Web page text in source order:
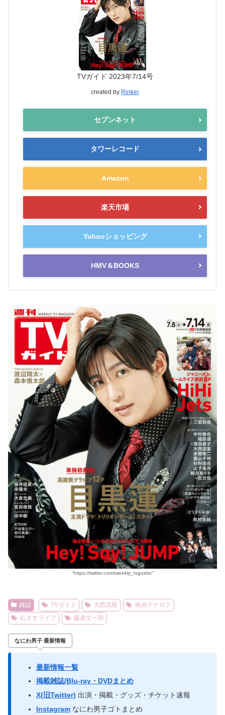
TVガイド 2023年7/14号
created by Rinker
セブンネット
タワーレコード
Amazon
楽天市場
Yahooショッピング
HMV＆BOOKS
“https://twitter.com/weekly_tvguide/”
雑誌 TVガイド 大西流星
映画アナログ
紅さすライフ
藤原丈一郎
なにわ男子 最新情報
最新情報一覧
掲載雑誌/Blu-ray・DVDまとめ
X(旧Twitter) 出演・掲載・グッズ・チケット速報
Instagramなにわ男子ゴトまとめ